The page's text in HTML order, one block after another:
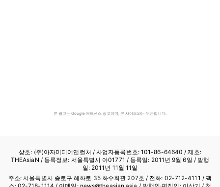
본 광고는 Google 애드센스 광고이며, 본 사이트와는 무관합니다.
상호: (주)아자미디어앤컬처 /사업자등록번호: 101-86-64640 / 제호:
THEAsiaN / 등록정보: 서울특별시 아01771 / 등록일: 2011년 9월 6일 / 발행
일: 2011년 11월 11일
주소: 서울특별시 종로구 혜화로 35 화수회관 207호 / 전화: 02-712-4111 / 팩